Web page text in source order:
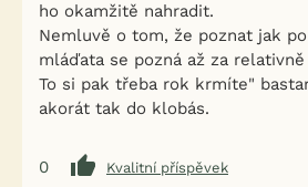
ho okamžitě nahradit.
Nemluvě o tom, že poznat jak
mláďata se pozná až za
To si pak třeba rok krmíte"
akorát tak do klobás.
0
Kvalitní příspěvek